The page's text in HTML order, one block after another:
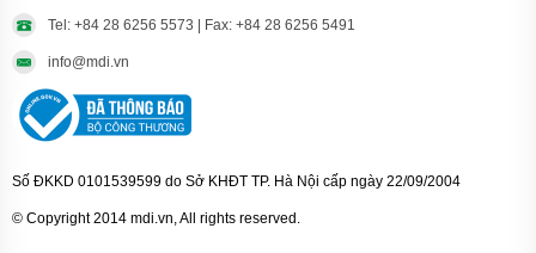
Tel: +84 28 6256 5573 | Fax: +84 28 6256 5491
info@mdi.vn
Số ĐKKD 0101539599 do Sở KHĐT TP. Hà Nội cấp ngày 22/09/2004
© Copyright 2014 mdi.vn, All rights reserved.